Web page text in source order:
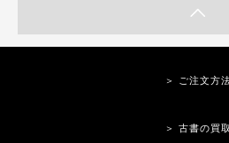
＞ ご注文方
＞ 古書の買取